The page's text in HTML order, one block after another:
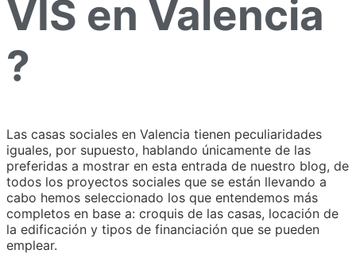
VIS en Valencia
?
Las casas sociales en Valencia tienen peculiaridades
iguales, por supuesto, hablando únicamente de las
preferidas a mostrar en esta entrada de nuestro blog, de
todos los proyectos sociales que se están llevando a
cabo hemos seleccionado los que entendemos más
completos en base a: croquis de las casas, locación de
la edificación y tipos de financiación que se pueden
emplear.